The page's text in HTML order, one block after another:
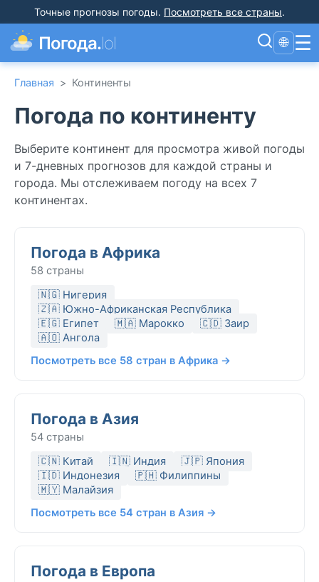
Точные прогнозы погоды. Посмотреть все страны.
Погода.lol 🌐 ☰
Главная > Континенты
Погода по континенту
Выберите континент для просмотра живой погоды
и 7-дневных прогнозов для каждой страны и
города. Мы отслеживаем погоду на всех 7
континентах.
Погода в Африка
58 страны
🇳🇬 Нигерия
🇿🇦 Южно-Африканская Республика
🇪🇬 Египет
🇲🇦 Марокко
🇨🇩 Заир
🇦🇴 Ангола
Посмотреть все 58 стран в Африка →
Погода в Азия
54 страны
🇨🇳 Китай
🇮🇳 Индия
🇯🇵 Япония
🇮🇩 Индонезия
🇵🇭 Филиппины
🇲🇾 Малайзия
Посмотреть все 54 стран в Азия →
Погода в Европа